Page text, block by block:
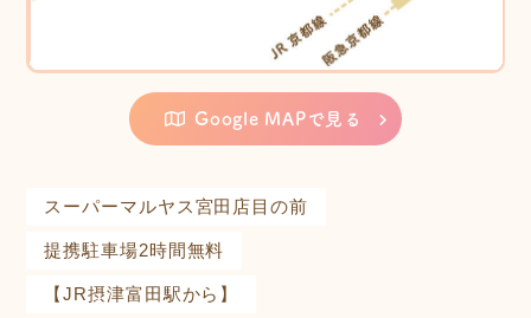
Google MAPで見る
スーパーマルヤス宮田店目の前
提携駐車場2時間無料
【JR摂津富田駅から】